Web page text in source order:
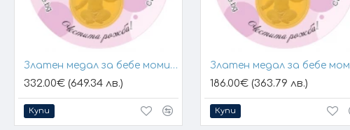
Златен медал за бебе момиче 24К
332.00€ (649.34 лв.)
Купи
186.00€ (363.79 лв.)
Купи